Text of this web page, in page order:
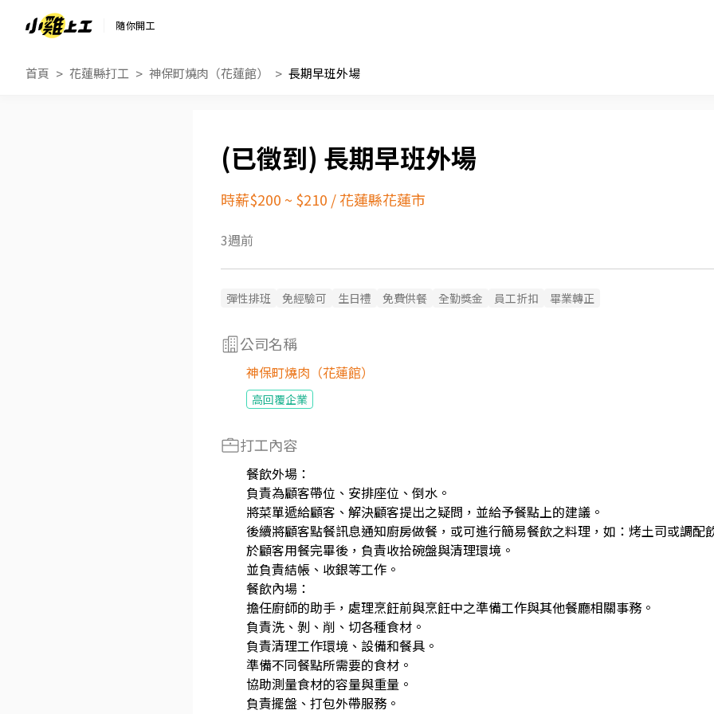
隨你開工
首頁 花蓮縣打工 神保町燒肉（花蓮館） 長期早班外場
長期早班外場
時薪$200 ~ $210 /花蓮縣花蓮市
3週前
彈性排班 免經驗可 生日禮 免費供餐 全勤獎金 員工折扣 畢業轉正
公司名稱
神保町燒肉（花蓮館）
高回覆企業
打工內容
餐飲外場：
負責為顧客帶位、安排座位、倒水。
將菜單遞給顧客、解決顧客提出之疑問，並給予餐點上的建議。
後續將顧客點餐訊息通知廚房做餐，或可進行簡易餐飲之料理，如：烤土司或調配
於顧客用餐完畢後，負責收拾碗盤與清理環境。
並負責結帳、收銀等工作。
餐飲內場：
擔任廚師的助手，處理烹飪前與烹飪中之準備工作與其他餐廳相關事務。
負責洗、剝、削、切各種食材。
負責清理工作環境、設備和餐具。
準備不同餐點所需要的食材。
協助測量食材的容量與重量。
負責擺盤、打包外帶服務。